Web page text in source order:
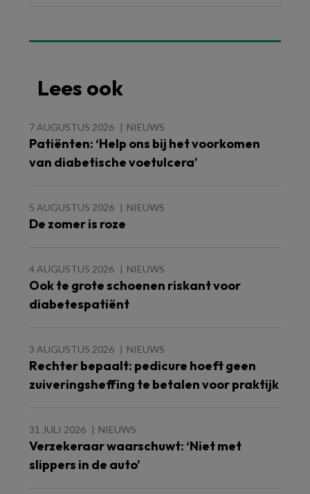
Lees ook
7 AUGUSTUS 2026 NIEUWS
Patiënten: ‘Help ons bij het voorkomen
van diabetische voetulcera’
5 AUGUSTUS 2026 NIEUWS
De zomer is roze
4 AUGUSTUS 2026 NIEUWS
Ook te grote schoenen riskant voor
diabetespatiënt
3 AUGUSTUS 2026 NIEUWS
Rechter bepaalt: pedicure hoeft geen
zuiveringsheffing te betalen voor praktijk
31 JULI 2026 NIEUWS
Verzekeraar waarschuwt: ‘Niet met
slippers in de auto’